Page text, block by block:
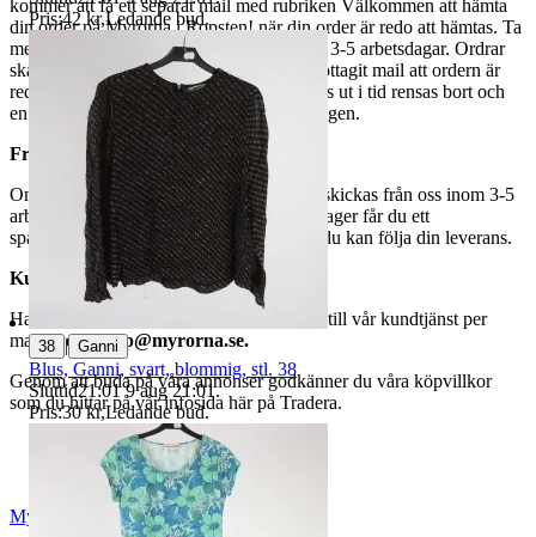
kommer att få ett separat mail med rubriken Välkommen att hämta
din order på Myrorna i Ropsten! när din order är redo att hämtas. Ta
med legitimation. Hanteringstiden är cirka 3-5 arbetsdagar. Ordrar
ska hämtas senast 7 dagar efter att man mottagit mail att ordern är
redo för avhämtning. Ordrar som ej hämtas ut i tid rensas bort och
en avgift på 84 kr dras av från återbetalningen.
Frakt
Om du har valt frakt kommer din vara att skickas från oss inom 3-5
arbetsdagar. När din vara har lämnat vårt lager får du ett
spårningsnummer av DSV inom kort där du kan följa din leverans.
Kundservice
Har du frågor eller funderingar hör av dig till vår kundtjänst per
mail:webbshop@myrorna.se.
Genom att buda på våra annonser godkänner du våra köpvillkor
som du hittar på vår infosida här på Tradera.
Myrorna
Pris:42 kr,Ledande bud.
38 | Ganni
Blus, Ganni, svart, blommig, stl. 38
Sluttid21:01 9 aug 21:01.
Pris:30 kr,Ledande bud.